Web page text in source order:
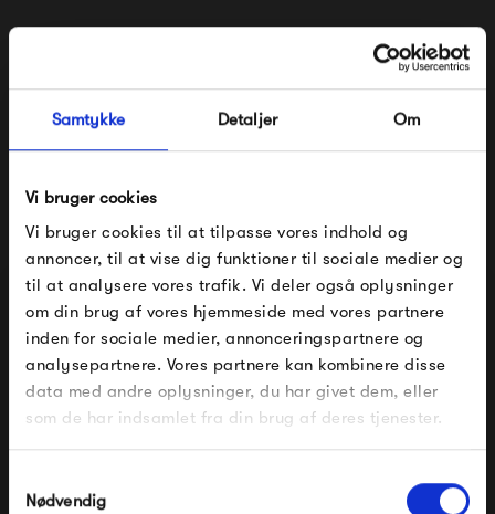
Samtykke Detaljer Om
Vi bruger cookies
Vi bruger cookies til at tilpasse vores indhold og
annoncer, til at vise dig funktioner til sociale medier og
til at analysere vores trafik. Vi deler også oplysninger
om din brug af vores hjemmeside med vores partnere
inden for sociale medier, annonceringspartnere og
analysepartnere. Vores partnere kan kombinere disse
data med andre oplysninger, du har givet dem, eller
som de har indsamlet fra din brug af deres tjenester.
Nødvendig
Aage Würtz Keramik
Kande
1 000,00 kr
Aage Würtz Keramik Lille
Kande
350,00 kr
FÅ 10% PÅ DIN NÆSTE ORDRE
Indtast din e-mail, så sender vi rabatkoden til dig på
mail. Minimumsbeløb er 499 kr. for at indløse
rabatten.
Gælder ikke på produkter fra Fermob, File Under